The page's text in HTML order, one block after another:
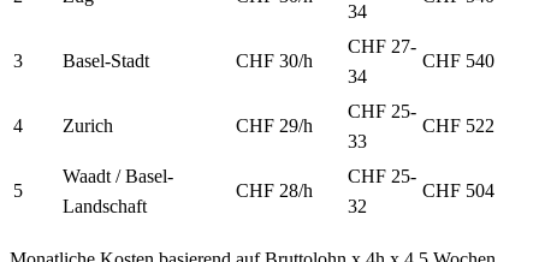
34
3 Basel-Stadt CHF 30/h
CHF 27-
34
CHF 540
4 Zurich CHF 29/h
CHF 25-
33
CHF 522
5
Waadt / Basel-
Landschaft
CHF 28/h
CHF 25-
32
CHF 504